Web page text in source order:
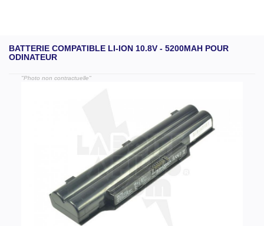
BATTERIE COMPATIBLE LI-ION 10.8V - 5200MAH POUR
ODINATEUR
"Photo non contractuelle"